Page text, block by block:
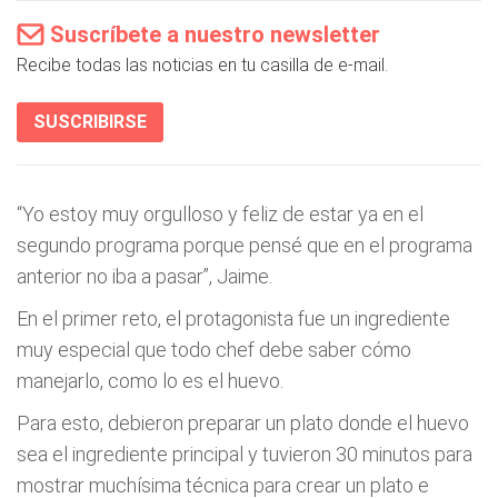
Suscríbete a nuestro newsletter
Recibe todas las noticias en tu casilla de e-mail.
SUSCRIBIRSE
“Yo estoy muy orgulloso y feliz de estar ya en el
segundo programa porque pensé que en el programa
anterior no iba a pasar”, Jaime.
En el primer reto, el protagonista fue un ingrediente
muy especial que todo chef debe saber cómo
manejarlo, como lo es el huevo.
Para esto, debieron preparar un plato donde el huevo
sea el ingrediente principal y tuvieron 30 minutos para
mostrar muchísima técnica para crear un plato e